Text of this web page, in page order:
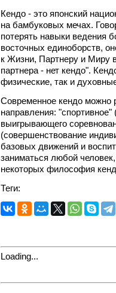
Кендо - это японский
на бамбуковых мечах.
потерять навыки ведения
восточных единоборств,
к Жизни, Партнеру и Миру
партнера - нет кендо".
физические, так и
Современное кендо можно
направления:
выигрывающего
(совершенствование
базовых движений и
заниматься любой
некоторых философия
Теги:
Loading...